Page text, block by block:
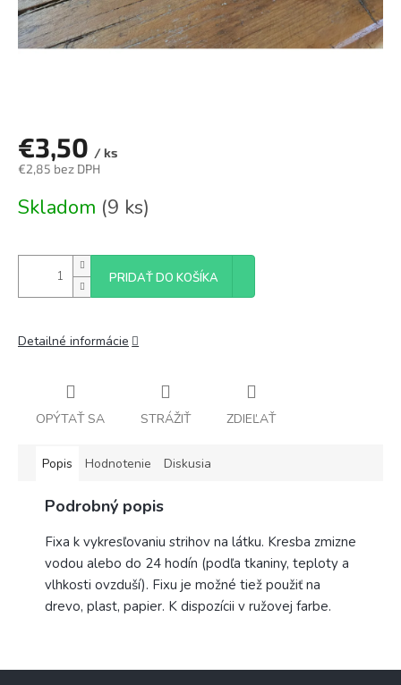
€3,50 / ks
€2,85 bez DPH
cena:
Skladom (9 ks)
PRIDAŤ DO KOŠÍKA
Detailné informácie
OPÝTAŤ SA STRÁŽIŤ ZDIEĽAŤ
Popis Hodnotenie Diskusia
Podrobný popis
Fixa k vykresľovaniu strihov na látku. Kresba zmizne
vodou alebo do 24 hodín (podľa tkaniny, teploty a
vlhkosti ovzduší). Fixu je možné tiež použiť na
drevo, plast, papier. K dispozícii v ružovej farbe.